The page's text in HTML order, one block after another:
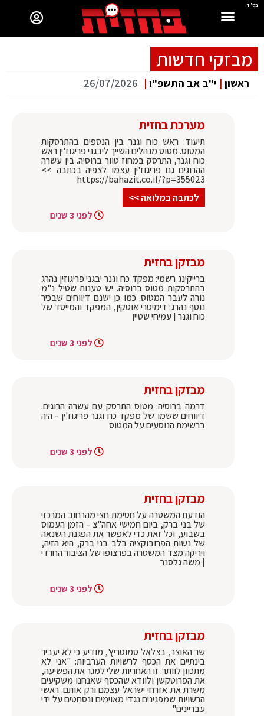
בס"ד
מבזקי חדשות
ראשון | י"ב אב התשפ"ו |
26/07/2026
מערכת בחזית
תיעוד: ראש כוח וגנר בין הנספים בהתרסקות
המטוס. מטוס מנהלים השייך ליבגני פריגוז'ין ראש
כוח וגנר, התרסק במחוז טוור ברוסיה. בין עשרה
ההרוגים גם פריגוז'ין עצמו לצפיה בכתבה >>
https://bahazit.co.il/?p=355023
לכתבה במלואה >>
לפני 3 שנים
מבזקן בחזית
ברייקינג רשמי: מפקד כח וגנר יבגני פריגוזין נהרג
בהתרסקות מטוס ברוסיה. יש טענות שטיל נ"מ
נורה לעבר המטוס. כמו כן ישנם דיווחים שבכיר
נוסף נהרג: דימיטרי אוטקין, המפקד והמייסד של
כוח וגנר | עמיחי שטיין
לפני 3 שנים
מבזקן בחזית
דרמה ברוסיה: מטוס התרסק עם עשרה הרוגים.
דיווחים ששמו של מפקד כח וגנר פריגוז'ין - היה
ברשימת הנוסעים על המטוס
לפני 3 שנים
מבזקן בחזית
הודעת המשטרה על חסימת חצי מהרחוב המרכזי
של בני ברק, ביום חמישי אחה"צ - הזמן העמוס
בשבוע, וכל זאת כדי לאפשר את הפגנת השנאה
של נשות הפרובוקציה בלב בני ברק, היא הזיה,
ויריקה מצד המשטרה בפרצופו של הציבור החרדי
| משה גלסנר
לפני 3 שנים
מבזקן בחזית
שר האוצר, בצלאל סמוטריץ', מודיע כי לא יעביר
בינתיים את הכסף לרשויות הערביות: "אני לא
מתכוון לוותר. זו האחריות שלי למגר את הפשיעה,
את הפרוטקשן ולוודא שהכסף שאנחנו משקיעים
משרת את אזרחי ישראל עצמם ורק אותם. ראשי
הרשויות שמפגינים נגדי מאוימים ונסחטים על ידי
עבריינים"